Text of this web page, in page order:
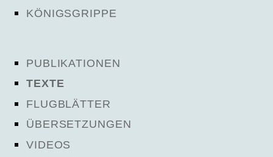
KÖNIGSGRIPPE
PUBLIKATIONEN
TEXTE
FLUGBLÄTTER
ÜBERSETZUNGEN
VIDEOS